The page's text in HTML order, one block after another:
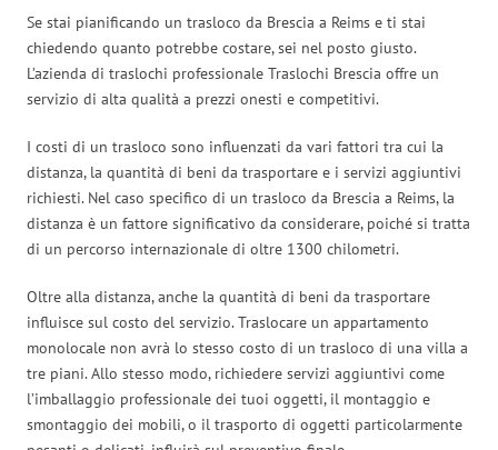
Se stai pianificando un trasloco da Brescia a Reims e ti stai
chiedendo quanto potrebbe costare, sei nel posto giusto.
L’azienda di traslochi professionale Traslochi Brescia offre un
servizio di alta qualità a prezzi onesti e competitivi.
I costi di un trasloco sono influenzati da vari fattori tra cui la
distanza, la quantità di beni da trasportare e i servizi aggiuntivi
richiesti. Nel caso specifico di un trasloco da Brescia a Reims, la
distanza è un fattore significativo da considerare, poiché si tratta
di un percorso internazionale di oltre 1300 chilometri.
Oltre alla distanza, anche la quantità di beni da trasportare
influisce sul costo del servizio. Traslocare un appartamento
monolocale non avrà lo stesso costo di un trasloco di una villa a
tre piani. Allo stesso modo, richiedere servizi aggiuntivi come
l’imballaggio professionale dei tuoi oggetti, il montaggio e
smontaggio dei mobili, o il trasporto di oggetti particolarmente